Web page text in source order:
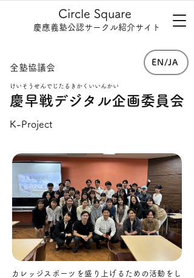
Circle Square
慶應義塾公認サークル紹介サイト
全塾協議会
EN/JA
けいそうせんでじたるきかくいいんかい
慶早戦デジタル企画委員会
K-Project
カレッジスポーツを盛り上げるための活動をし